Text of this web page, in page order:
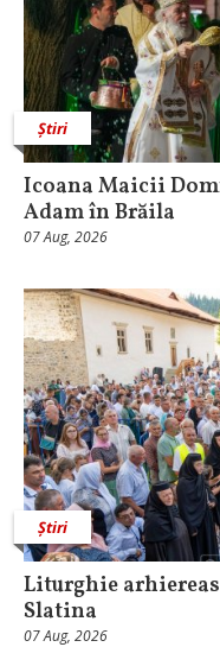
Știri
Icoana Maicii
Adam în Brăila
07 Aug, 2026
Știri
Liturghie
Slatina
07 Aug, 2026